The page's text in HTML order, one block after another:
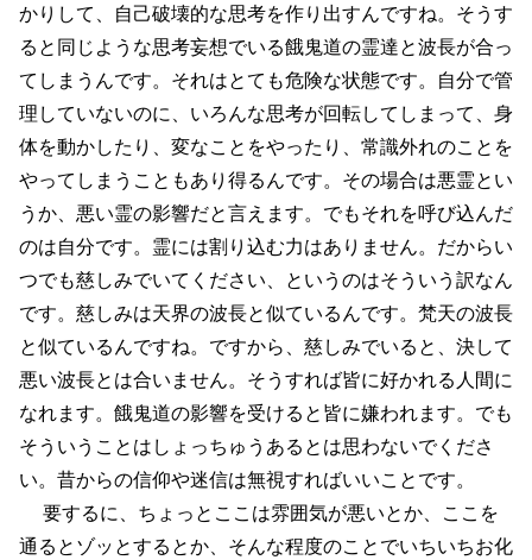
かりして、自己破壊的な思考を作り出すんですね。そうす
ると同じような思考妄想でいる餓鬼道の霊達と波長が合っ
てしまうんです。それはとても危険な状態です。自分で管
理していないのに、いろんな思考が回転してしまって、身
体を動かしたり、変なことをやったり、常識外れのことを
やってしまうこともあり得るんです。その場合は悪霊とい
うか、悪い霊の影響だと言えます。でもそれを呼び込んだ
のは自分です。霊には割り込む力はありません。だからい
つでも慈しみでいてください、というのはそういう訳なん
です。慈しみは天界の波長と似ているんです。梵天の波長
と似ているんですね。ですから、慈しみでいると、決して
悪い波長とは合いません。そうすれば皆に好かれる人間に
なれます。餓鬼道の影響を受けると皆に嫌われます。でも
そういうことはしょっちゅうあるとは思わないでくださ
い。昔からの信仰や迷信は無視すればいいことです。
要するに、ちょっとここは雰囲気が悪いとか、ここを
通るとゾッとするとか、そんな程度のことでいちいちお化